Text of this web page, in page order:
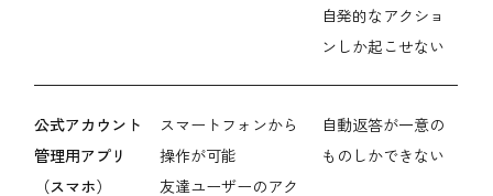
自発的なアクショ
ンしか起こせない
公式アカウント
管理用アプリ
（スマホ）
スマートフォンから
操作が可能
友達ユーザーのアク
自動返答が一意の
ものしかできない